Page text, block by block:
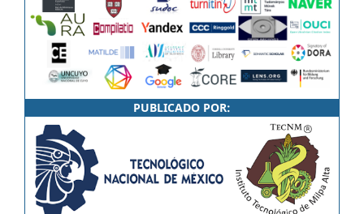
PUBLICADO POR: